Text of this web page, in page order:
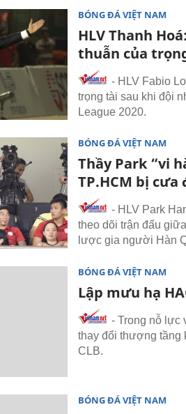
BÓNG ĐÁ VIỆT NAM
HLV Thanh
thuẫn của
- HLV Fabio
trọng tài sau khi đội
League 2020.
BÓNG ĐÁ VIỆT NAM
Thầy Park “vi
TP.HCM bị cưa
- HLV Park
theo dõi trận đấu
lược gia người Hàn
BÓNG ĐÁ VIỆT NAM
Lập mưu hạ
- Trong nỗ lực
thay đổi thượng tầng
CLB.
BÓNG ĐÁ VIỆT NAM